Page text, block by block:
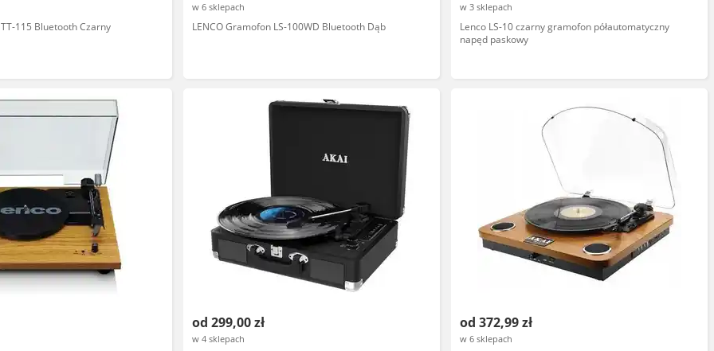
115 Bluetooth Czarny
w 6 sklepach
LENCO Gramofon LS-100WD Bluetooth Dąb
w 3 sklepach
Lenco LS-10 czarny gramofon półautomatyczny
napęd paskowy
od 299,00 zł
w 4 sklepach
od 372,99 zł
w 6 sklepach